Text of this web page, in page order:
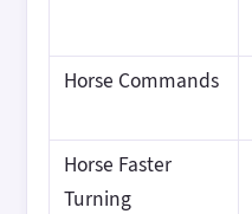
Horse Commands
Horse Faster
Turning